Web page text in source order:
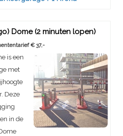
Dome (2 minuten lopen)
€ 37,-
is een
met
Deze
in de